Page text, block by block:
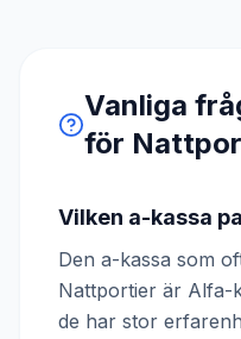
Vanliga
för
Vilken a-kassa
Den a-kassa som
Nattportier är Alfa-
de har stor